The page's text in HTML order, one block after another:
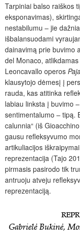
Tarpiniai balso raiškos
eksponavimas),
nestabilumu – jie
išbalansuodami
dainavimą prie buvimo
del Monaco, atlikdamas
Leoncavallo operos
klausytojo dėmesį į
rauda, kas atitinka
labiau linksta į buvimo
sentimentalumo – tipą.
calunnia“ (iš
gausu refleksyvumo
artikuliacijos
reprezentacija (Tajo
pirmasis pasirodo tik
antruoju atveju
reprezentaciją.